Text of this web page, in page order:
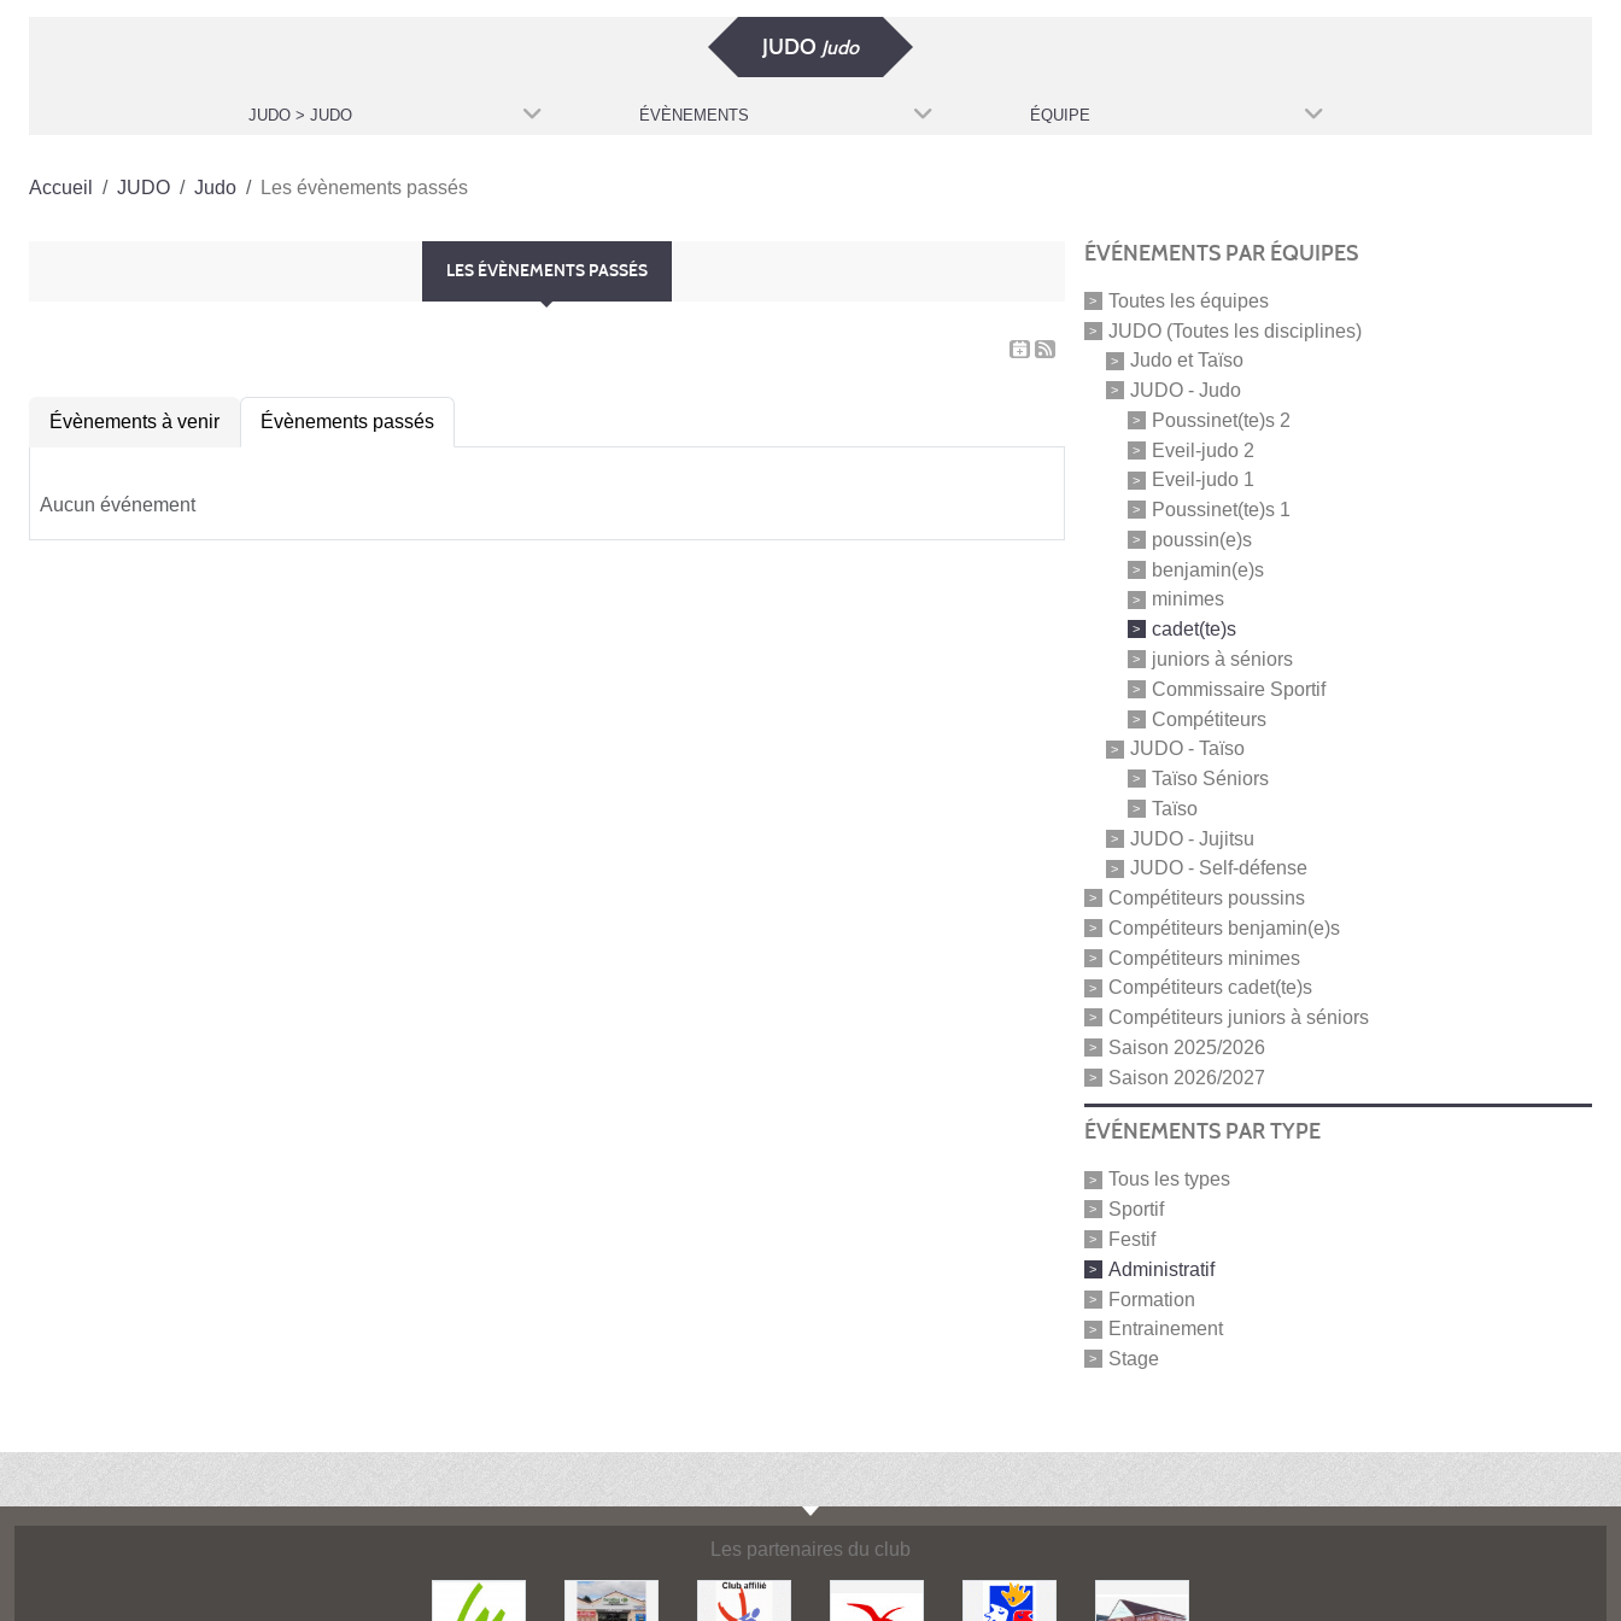
JUDO Judo
JUDO > JUDO ÉVÈNEMENTS ÉQUIPE
Accueil JUDO Judo Les évènements passés
LES ÉVÈNEMENTS PASSÉS
Évènements à venir Évènements passés
Aucun événement
ÉVÉNEMENTS PAR ÉQUIPES
Toutes les équipes
JUDO (Toutes les disciplines)
Judo et Taïso
JUDO - Judo
Poussinet(te)s 2
Eveil-judo 2
Eveil-judo 1
Poussinet(te)s 1
poussin(e)s
benjamin(e)s
minimes
cadet(te)s
juniors à séniors
Commissaire Sportif
Compétiteurs
JUDO - Taïso
Taïso Séniors
Taïso
JUDO - Jujitsu
JUDO - Self-défense
Compétiteurs poussins
Compétiteurs benjamin(e)s
Compétiteurs minimes
Compétiteurs cadet(te)s
Compétiteurs juniors à séniors
Saison 2025/2026
Saison 2026/2027
ÉVÉNEMENTS PAR TYPE
Tous les types
Sportif
Festif
Administratif
Formation
Entrainement
Stage
Les partenaires du club